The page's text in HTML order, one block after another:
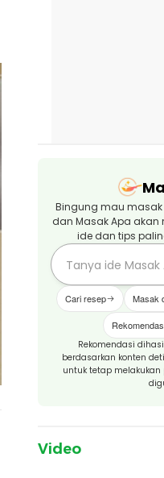
Bingung mau masak
dan Masak Apa akan
ide dan tips
Cari resep Masak
Rekomendasi
berdasarkan konten
untuk tetap
Video